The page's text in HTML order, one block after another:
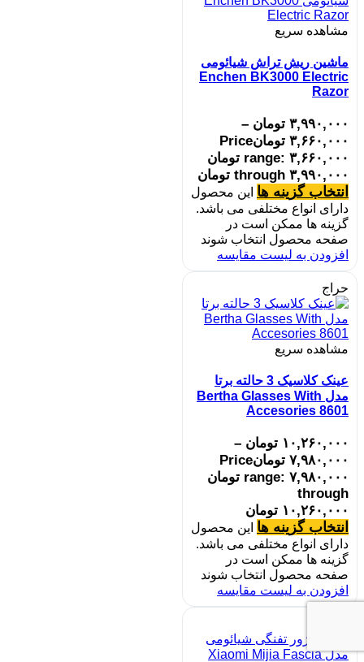
مشاهده سریع
ماشین ریش تراش شیائومی
Enchen BK3000 Electric
Razor
۳,۹۹۰,۰۰۰ تومان –
۳,۶۶۰,۰۰۰ تومانPrice
range: ۳,۶۶۰,۰۰۰ تومان
through ۳,۹۹۰,۰۰۰ تومان
انتخاب گزینه ها این محصول
دارای انواع مختلفی می باشد.
گزینه ها ممکن است در
صفحه محصول انتخاب شوند
افزودن به لیست مقایسه
حراج
مشاهده سریع
عینک کلاسیک 3 حالته برتا
مدل Bertha Glasses With
Accesories 8601
۱۰,۲۶۰,۰۰۰ تومان –
۷,۹۸۰,۰۰۰ تومانPrice
range: ۷,۹۸۰,۰۰۰ تومان
through
۱۰,۲۶۰,۰۰۰ تومان
انتخاب گزینه ها این محصول
دارای انواع مختلفی می باشد.
گزینه ها ممکن است در
صفحه محصول انتخاب شوند
افزودن به لیست مقایسه